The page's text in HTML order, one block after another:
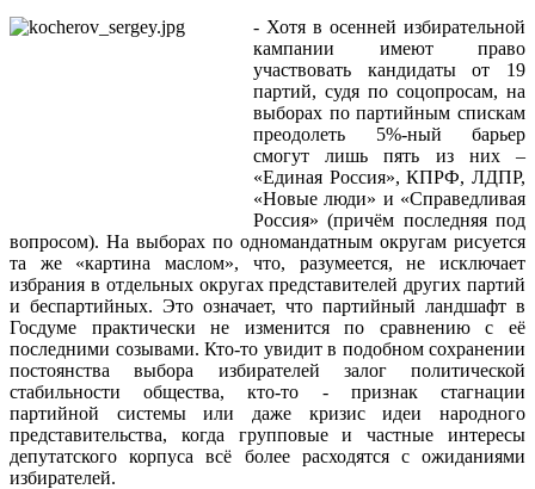
- Хотя в осенней избирательной
кампании имеют право
участвовать кандидаты от 19
партий, судя по соцопросам, на
выборах по партийным спискам
преодолеть 5%-ный барьер
смогут лишь пять из них –
«Единая Россия», КПРФ, ЛДПР,
«Новые люди» и «Справедливая
Россия» (причём последняя под
вопросом). На выборах по одномандатным округам рисуется
та же «картина маслом», что, разумеется, не исключает
избрания в отдельных округах представителей других партий
и беспартийных. Это означает, что партийный ландшафт в
Госдуме практически не изменится по сравнению с её
последними созывами. Кто-то увидит в подобном сохранении
постоянства выбора избирателей залог политической
стабильности общества, кто-то - признак стагнации
партийной системы или даже кризис идеи народного
представительства, когда групповые и частные интересы
депутатского корпуса всё более расходятся с ожиданиями
избирателей.